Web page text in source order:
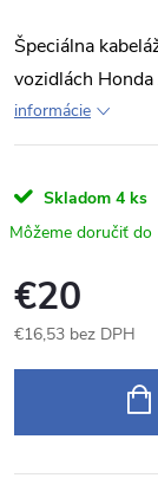
Špeciálna
vozidlách
informácie
Skladom 4 ks
€20
€16,53 bez DPH